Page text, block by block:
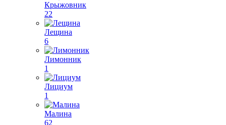
Крыжовник
22
Лещина
6
Лимонник
1
Лициум
1
Малина
62